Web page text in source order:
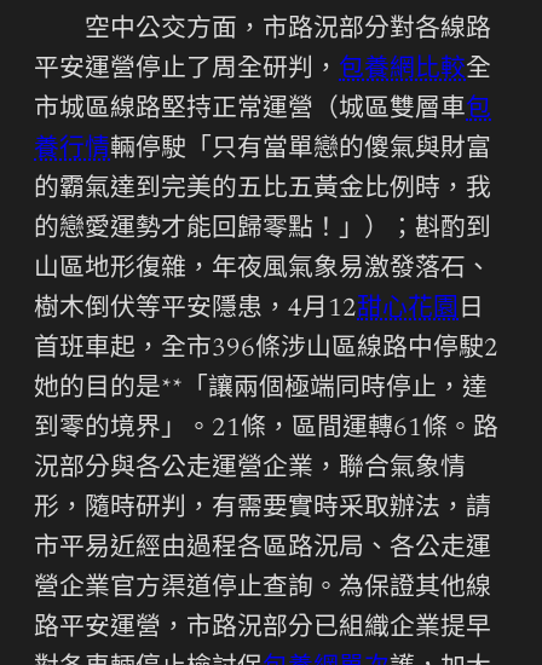
空中公交方面，市路況部分對各線路
平安運營停止了周全研判， 包養網比較全
市城區線路堅持正常運營（城區雙層車包
養行情輛停駛「只有當單戀的傻氣與財富
的霸氣達到完美的五比五黃金比例時，我
的戀愛運勢才能回歸零點！」）；斟酌到
山區地形復雜，年夜風氣象易激發落石、
樹木倒伏等平安隱患，4月12甜心花園 日
首班車起，全市396條涉山區線路中停駛2
她的目的是**「讓兩個極端同時停止，達
到零的境界」。21條，區間運轉61條。路
況部分與各公走運營企業，聯合氣象情
形，隨時研判，有需要實時采取辦法，請
市平易近經由過程各區路況局、各公走運
營企業官方渠道停止查詢。為保證其他線
路平安運營，市路況部分已組織企業提早